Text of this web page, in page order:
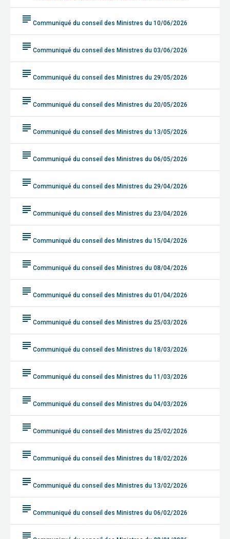
subject Communiqué du conseil des Ministres du 10/06/2026
subject Communiqué du conseil des Ministres du 03/06/2026
subject Communiqué du conseil des Ministres du 29/05/2026
subject Communiqué du conseil des Ministres du 20/05/2026
subject Communiqué du conseil des Ministres du 13/05/2026
subject Communiqué du conseil des Ministres du 06/05/2026
subject Communiqué du conseil des Ministres du 29/04/2026
subject Communiqué du conseil des Ministres du 23/04/2026
subject Communiqué du conseil des Ministres du 15/04/2026
subject Communiqué du conseil des Ministres du 08/04/2026
subject Communiqué du conseil des Ministres du 01/04/2026
subject Communiqué du conseil des Ministres du 25/03/2026
subject Communiqué du conseil des Ministres du 18/03/2026
subject Communiqué du conseil des Ministres du 11/03/2026
subject Communiqué du conseil des Ministres du 04/03/2026
subject Communiqué du conseil des Ministres du 25/02/2026
subject Communiqué du conseil des Ministres du 18/02/2026
subject Communiqué du conseil des Ministres du 13/02/2026
subject Communiqué du conseil des Ministres du 06/02/2026
subject